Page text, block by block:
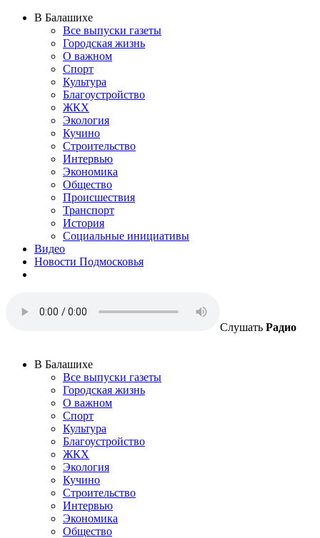
В Балашихе
Все выпуски газеты
Городская жизнь
О важном
Спорт
Культура
Благоустройство
ЖКХ
Экология
Кучино
Строительство
Интервью
Экономика
Общество
Происшествия
Транспорт
История
Социальные инициативы
Видео
Новости Подмосковья
Слушать Радио
В Балашихе
Все выпуски газеты
Городская жизнь
О важном
Спорт
Культура
Благоустройство
ЖКХ
Экология
Кучино
Строительство
Интервью
Экономика
Общество